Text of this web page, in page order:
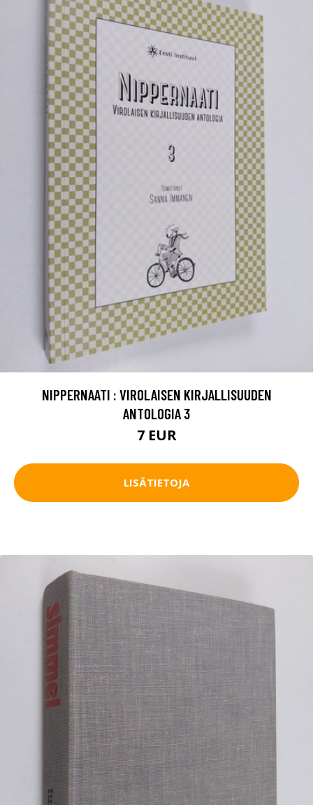
NIPPERNAATI : VIROLAISEN KIRJALLISUUDEN
ANTOLOGIA 3
7 EUR
LISÄTIETOJA